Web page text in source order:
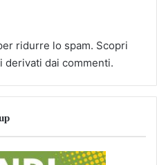
ridurre lo spam. Scopri
derivati dai commenti.